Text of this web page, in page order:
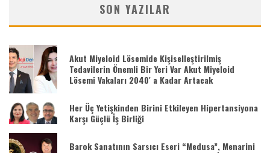
SON YAZILAR
Akut Miyeloid Lösemide Kişiselleştirilmiş
Tedavilerin Önemli Bir Yeri Var Akut Miyeloid
Lösemi Vakaları 2040′ a Kadar Artacak
Her Üç Yetişkinden Birini Etkileyen Hipertansiyona
Karşı Güçlü İş Birliği
Barok Sanatının Sarsıcı Eseri “Medusa”, Menarini